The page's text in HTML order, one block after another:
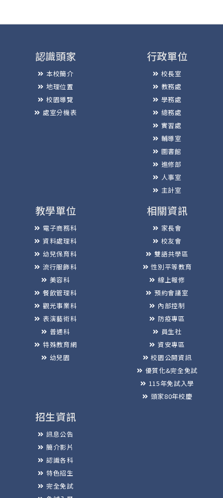
認識頭家
本校簡介
地理位置
校園導覽
處室分機表
行政單位
校長室
教務處
學務處
總務處
實習處
輔導室
圖書館
進修部
人事室
主計室
教學單位
電子商務科
資料處理科
幼兒保育科
流行服飾科
美容科
餐飲管理科
觀光事業科
表演藝術科
普通科
特殊教育網
幼兒園
相關資訊
家長會
校友會
雙語共學區
性別平等教育
線上報修
預約會議室
內部控制
防疫專區
員生社
資安專區
校園公開資訊
優質化&完全免試
115年免試入學
頭家80年校慶
招生資訊
訊息公告
簡介影片
認識各科
特色招生
完全免試